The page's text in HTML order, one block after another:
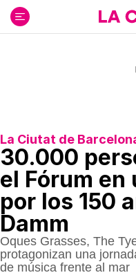
contenido
La Ciutat de
30.000
el Fórum
por los 150
Damm
Oques Grasses, The
protagonizan una
de música frente al mar